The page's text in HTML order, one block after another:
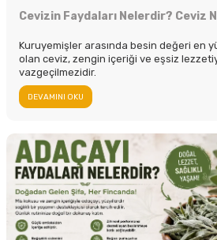
Cevizin Faydaları Nelerdir? Ceviz
Kuruyemişler arasında besin değeri en
olan ceviz, zengin içeriği ve eşsiz
vazgeçilmezidir.
DEVAMINI OKU